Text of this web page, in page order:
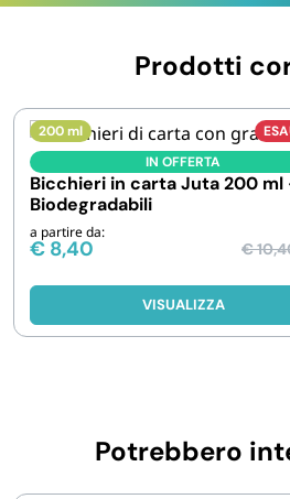
Prodotti
IN OFFERTA
200 ml
Bicchieri in carta Juta 200 ml
Biodegradabili
a partire da:
€ 8,40 €
VISUALIZZA
Potrebbero